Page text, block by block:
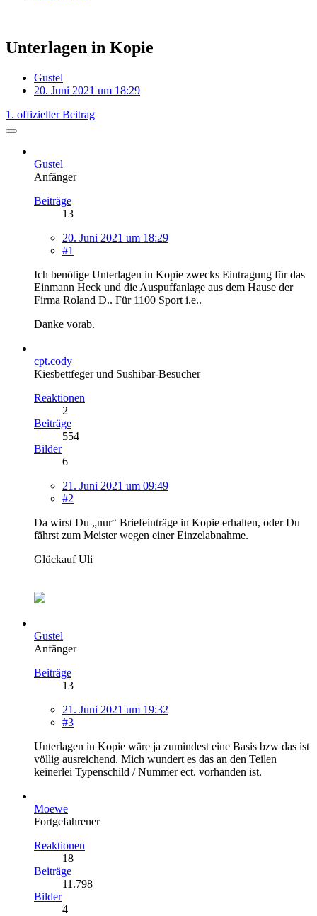
Unterlagen in Kopie
Gustel
20. Juni 2021 um 18:29
1. offizieller Beitrag
Gustel
Anfänger
Beiträge
13
20. Juni 2021 um 18:29
#1
Ich benötige Unterlagen in Kopie zwecks Eintragung für das
Einmann Heck und die Auspuffanlage aus dem Hause der
Firma Roland D.. Für 1100 Sport i.e..
Danke vorab.
cpt.cody
Kiesbettfeger und Sushibar-Besucher
Reaktionen
2
Beiträge
554
Bilder
6
21. Juni 2021 um 09:49
#2
Da wirst Du „nur“ Briefeinträge in Kopie erhalten, oder Du
fährst zum Meister wegen einer Einzelabnahme.
Glückauf Uli
Gustel
Anfänger
Beiträge
13
21. Juni 2021 um 19:32
#3
Unterlagen in Kopie wäre ja zumindest eine Basis bzw das ist
völlig ausreichend. Mich wundert es das an den Teilen
keinerlei Typenschild / Nummer ect. vorhanden ist.
Moewe
Fortgefahrener
Reaktionen
18
Beiträge
11.798
Bilder
4